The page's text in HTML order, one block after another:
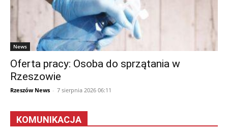
News
Oferta pracy: Osoba do sprzątania w
Rzeszowie
Rzeszów News - 7 sierpnia 2026 06:11
KOMUNIKACJA